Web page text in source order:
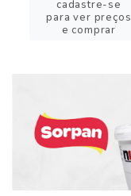
cadastre-se
para ver preços
e comprar